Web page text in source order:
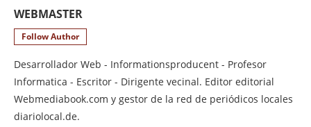
WEBMASTER
Follow Author
Desarrollador Web - Informationsproducent - Profesor
Informatica - Escritor - Dirigente vecinal. Editor editorial
Webmediabook.com y gestor de la red de periódicos locales
diariolocal.de.